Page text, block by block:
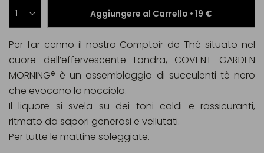
Aggiungere al Carrello • 19 €
Per far cenno il nostro Comptoir de Thé situato nel
cuore dell’effervescente Londra, COVENT GARDEN
MORNING® è un assemblaggio di succulenti tè nero
che evocano la nocciola.
Il liquore si svela su dei toni caldi e rassicuranti,
ritmato da sapori generosi e vellutati.
Per tutte le mattine soleggiate.